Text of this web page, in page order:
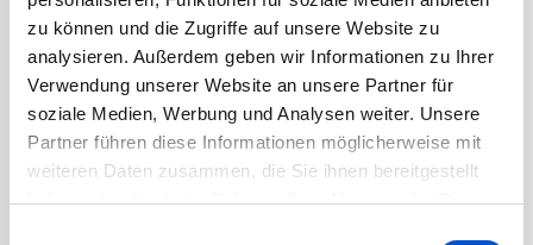
zu können und die Zugriffe auf unsere Website zu
analysieren. Außerdem geben wir Informationen zu Ihrer
Verwendung unserer Website an unsere Partner für
soziale Medien, Werbung und Analysen weiter. Unsere
Partner führen diese Informationen möglicherweise mit
weiteren Daten zusammen, die Sie ihnen bereitgestellt
haben oder die sie im Rahmen Ihrer Nutzung der Dienste
August 2020
Juli 2020
Juni 2020
Mai 2020
April 2020
März 2020